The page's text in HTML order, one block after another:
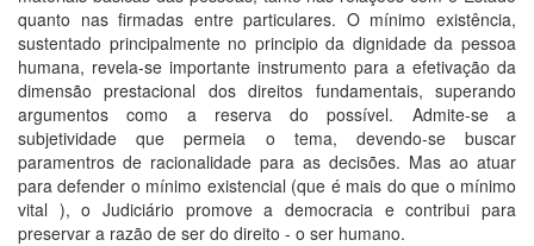
quanto nas firmadas entre particulares. O mínimo existência,
sustentado principalmente no principio da dignidade da pessoa
humana, revela-se importante instrumento para a efetivação da
dimensão prestacional dos direitos fundamentais, superando
argumentos como a reserva do possível. Admite-se a
subjetividade que permeia o tema, devendo-se buscar
paramentros de racionalidade para as decisões. Mas ao atuar
para defender o mínimo existencial (que é mais do que o mínimo
vital ), o Judiciário promove a democracia e contribui para
preservar a razão de ser do direito - o ser humano.